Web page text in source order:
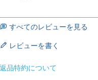
すべてのレビューを見る
レビューを書く
返品特約について